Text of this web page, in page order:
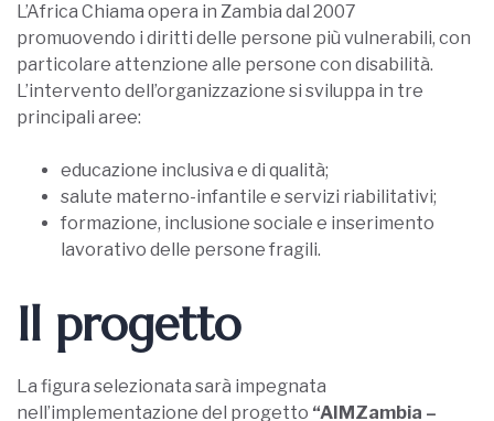
L’Africa Chiama opera in Zambia dal 2007
promuovendo i diritti delle persone più vulnerabili, con
particolare attenzione alle persone con disabilità.
L’intervento dell’organizzazione si sviluppa in tre
principali aree:
educazione inclusiva e di qualità;
salute materno-infantile e servizi riabilitativi;
formazione, inclusione sociale e inserimento
lavorativo delle persone fragili.
Il progetto
La figura selezionata sarà impegnata
nell’implementazione del progetto “AIMZambia –